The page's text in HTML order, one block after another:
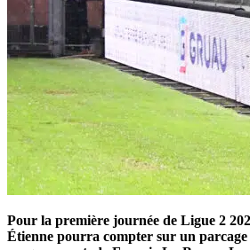
Pour la première journée de Ligue 2
Étienne pourra compter sur un parcage